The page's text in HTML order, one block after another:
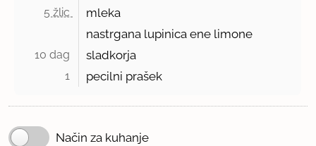
5 žlic
mleka
nastrgana lupinica ene limone
10 dag sladkorja
1 pecilni prašek
Način za kuhanje